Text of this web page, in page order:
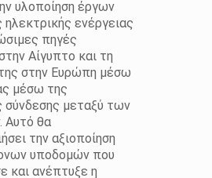
υλοποίηση έργων
ενέργειας
πηγές
Αίγυπτο και τη
στην Ευρώπη μέσω
μέσω της
σύνδεσης μεταξύ των
Αυτό θα
την αξιοποίηση
υποδομών που
και ανέπτυξε η